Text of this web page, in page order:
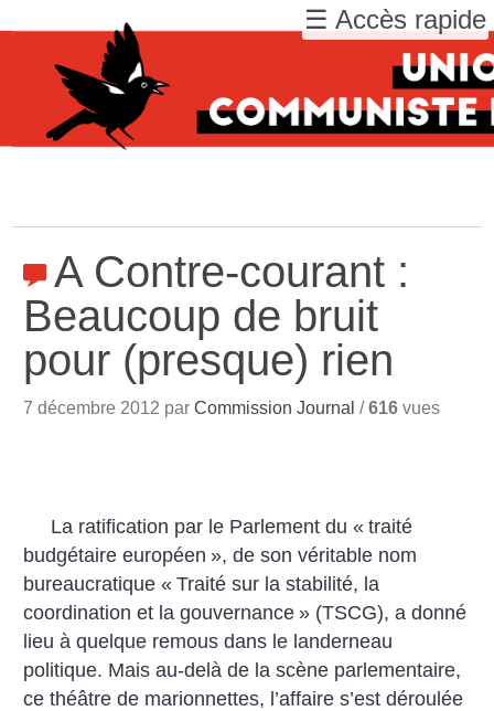
A Contre-courant :
Beaucoup de bruit
pour (presque) rien
7 décembre 2012 parCommission Journal /616 vues
La ratification par le Parlement du « traité
budgétaire européen », de son véritable nom
bureaucratique « Traité sur la stabilité, la
coordination et la gouvernance » (TSCG), a donné
lieu à quelque remous dans le landerneau
politique. Mais au-delà de la scène parlementaire,
ce théâtre de marionnettes, l’affaire s’est déroulée
☰ Accès rapide